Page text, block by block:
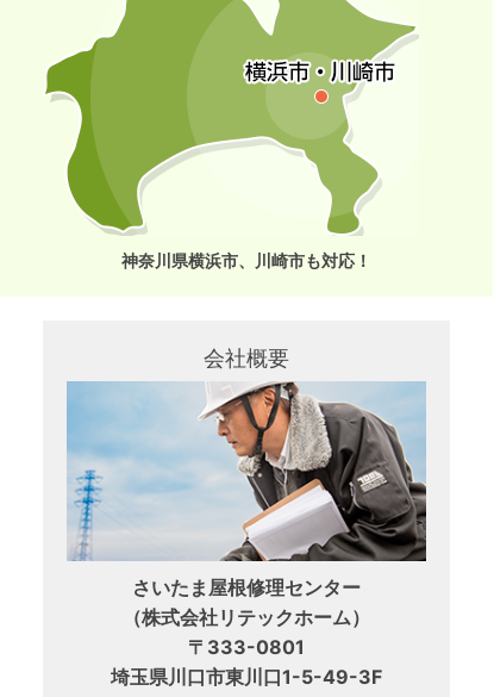
神奈川県横浜市、川崎市も対応！
会社概要
さいたま屋根修理センター
（株式会社リテックホーム）
〒333-0801
埼玉県川口市東川口1-5-49-3F